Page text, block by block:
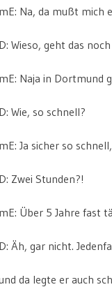
mE: Na, da mußt mich
D: Wieso, geht das
mE: Naja in Dortmund
D: Wie, so schnell?
mE: Ja sicher so
D: Zwei Stunden?!
mE: Über 5 Jahre fast
D: Äh, gar nicht.
da legte er auch